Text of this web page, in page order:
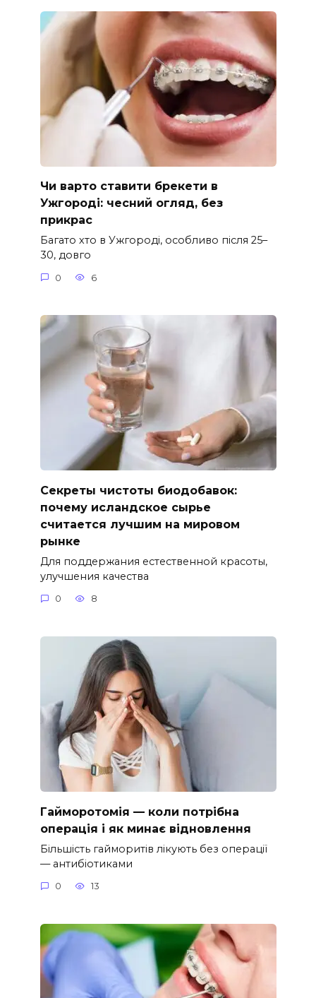
Чи варто ставити брекети в
Ужгороді: чесний огляд, без
прикрас
Багато хто в Ужгороді, особливо після 25–
30, довго
0 6
Секреты чистоты биодобавок:
почему исландское сырье
считается лучшим на мировом
рынке
Для поддержания естественной красоты,
улучшения качества
0 8
Гайморотомія — коли потрібна
операція і як минає відновлення
Більшість гайморитів лікують без операції
— антибіотиками
0 13